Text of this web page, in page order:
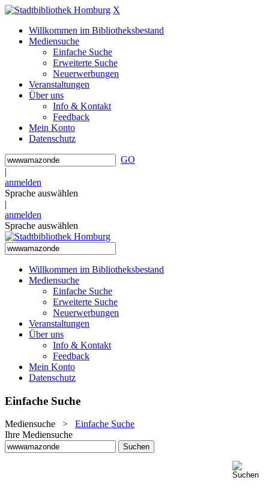
X
Willkommen im Bibliotheksbestand
Mediensuche
Einfache Suche
Erweiterte Suche
Neuerwerbungen
Veranstaltungen
Über uns
Info & Kontakt
Feedback
Mein Konto
Datenschutz
GO
|
anmelden
Sprache auswählen
|
anmelden
Sprache auswählen
Willkommen im Bibliotheksbestand
Mediensuche
Einfache Suche
Erweiterte Suche
Neuerwerbungen
Veranstaltungen
Über uns
Info & Kontakt
Feedback
Mein Konto
Datenschutz
Einfache Suche
Mediensuche > Einfache Suche
Ihre Mediensuche